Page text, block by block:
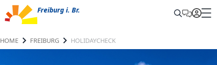
Freiburg i. Br.
HOME FREIBURG HOLIDAYCHECK